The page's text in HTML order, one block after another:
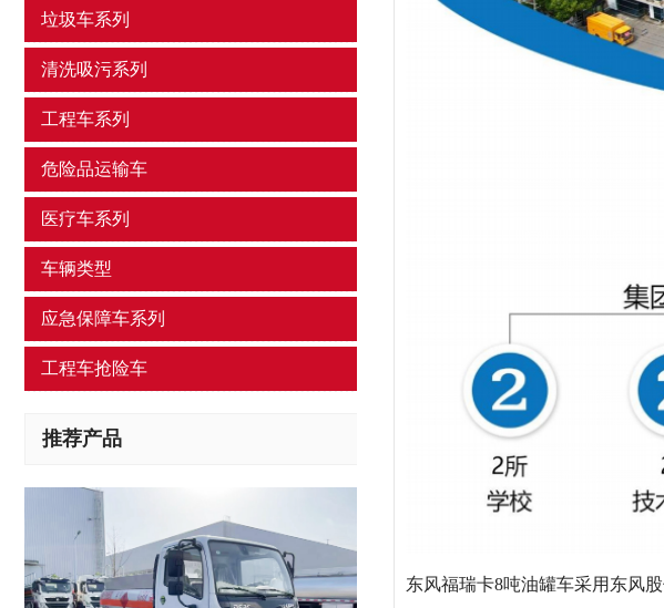
垃圾车系列
清洗吸污系列
工程车系列
危险品运输车
医疗车系列
车辆类型
应急保障车系列
工程车抢险车
推荐产品
东风福瑞卡8吨油罐车采用东风